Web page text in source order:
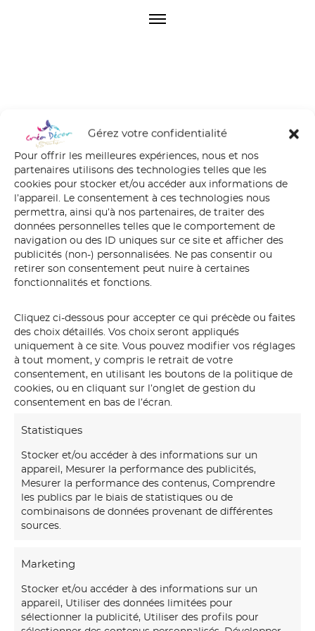
Gérez votre confidentialité
Pour offrir les meilleures expériences, nous et nos
partenaires utilisons des technologies telles que les
cookies pour stocker et/ou accéder aux informations de
l’appareil. Le consentement à ces technologies nous
permettra, ainsi qu’à nos partenaires, de traiter des
données personnelles telles que le comportement de
navigation ou des ID uniques sur ce site et afficher des
publicités (non-) personnalisées. Ne pas consentir ou
retirer son consentement peut nuire à certaines
fonctionnalités et fonctions.
Cliquez ci-dessous pour accepter ce qui précède ou faites
des choix détaillés. Vos choix seront appliqués
uniquement à ce site. Vous pouvez modifier vos réglages
à tout moment, y compris le retrait de votre
consentement, en utilisant les boutons de la politique de
cookies, ou en cliquant sur l’onglet de gestion du
consentement en bas de l’écran.
Statistiques
Stocker et/ou accéder à des informations sur un
appareil, Mesurer la performance des publicités,
Mesurer la performance des contenus, Comprendre
les publics par le biais de statistiques ou de
combinaisons de données provenant de différentes
sources.
Marketing
Stocker et/ou accéder à des informations sur un
appareil, Utiliser des données limitées pour
sélectionner la publicité, Utiliser des profils pour
O
IMG_3839
Notremaison d’art mural
uniques et immersifs.
06 30 45 54 64